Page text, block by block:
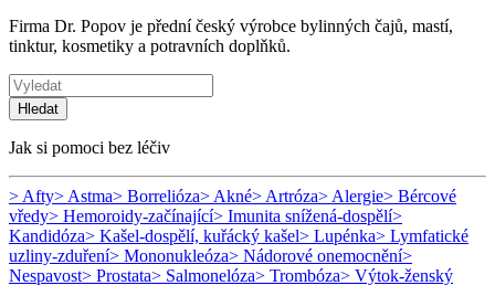
Firma Dr. Popov je přední český výrobce bylinných čajů, mastí,
tinktur, kosmetiky a potravních doplňků.
Hledat
Jak si pomoci bez léčiv
> Afty> Astma> Borrelióza> Akné> Artróza> Alergie> Bércové
vředy> Hemoroidy-začínající> Imunita snížená-dospělí>
Kandidóza> Kašel-dospělí, kuřácký kašel> Lupénka> Lymfatické
uzliny-zduření> Mononukleóza> Nádorové onemocnění>
Nespavost> Prostata> Salmonelóza> Trombóza> Výtok-ženský